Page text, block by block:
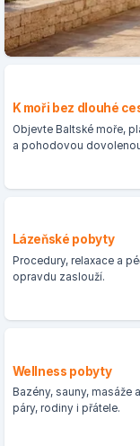
K moři bez dlouhé
Objevte Baltské moře,
a pohodovou
Lázeňské pobyty
Procedury, relaxace a
opravdu zaslouží.
Wellness pobyty
Bazény, sauny, masáže
páry, rodiny i přátele.